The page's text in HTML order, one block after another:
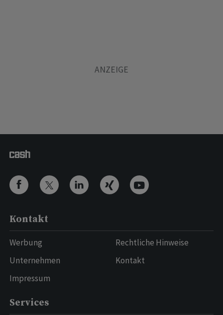
Kontakt
Werbung
Unternehmen
Impressum
Rechtliche Hinweise
Kontakt
Services